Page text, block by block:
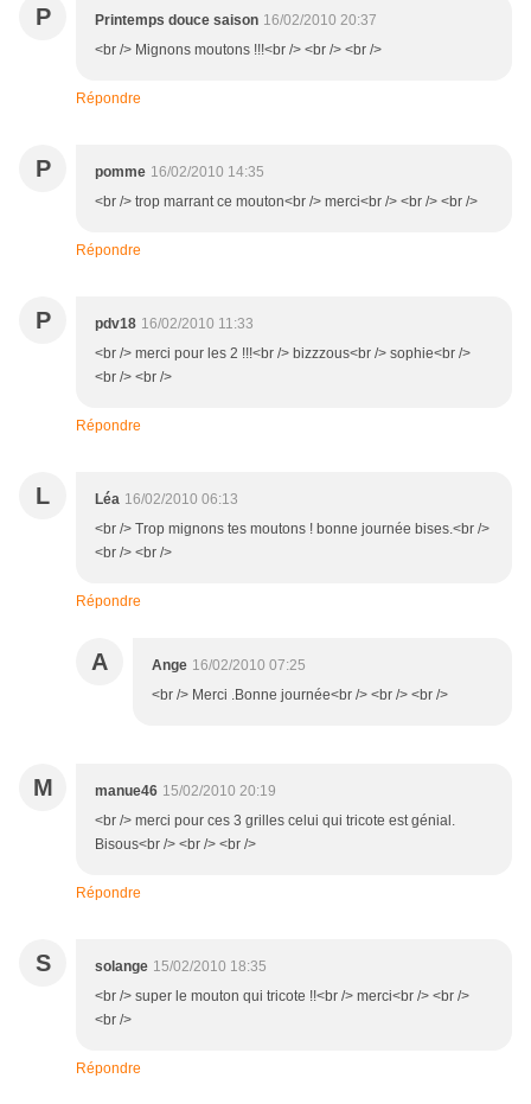
P Printemps douce saison 16/02/2010 20:37
<br /> Mignons moutons !!!<br /> <br /> <br />
Répondre
P pomme 16/02/2010 14:35
<br /> trop marrant ce mouton<br /> merci<br /> <br /> <br />
Répondre
P pdv18 16/02/2010 11:33
<br /> merci pour les 2 !!!<br /> bizzzous<br /> sophie<br />
<br /> <br />
Répondre
L Léa 16/02/2010 06:13
<br /> Trop mignons tes moutons ! bonne journée bises.<br />
<br /> <br />
Répondre
A Ange 16/02/2010 07:25
<br /> Merci .Bonne journée<br /> <br /> <br />
M manue46 15/02/2010 20:19
<br /> merci pour ces 3 grilles celui qui tricote est génial.
Bisous<br /> <br /> <br />
Répondre
S solange 15/02/2010 18:35
<br /> super le mouton qui tricote !!<br /> merci<br /> <br />
<br />
Répondre